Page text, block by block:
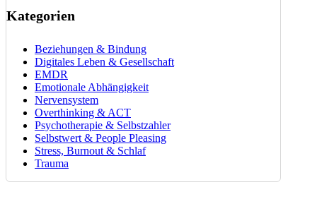
Kategorien
Beziehungen & Bindung
Digitales Leben & Gesellschaft
EMDR
Emotionale Abhängigkeit
Nervensystem
Overthinking & ACT
Psychotherapie & Selbstzahler
Selbstwert & People Pleasing
Stress, Burnout & Schlaf
Trauma